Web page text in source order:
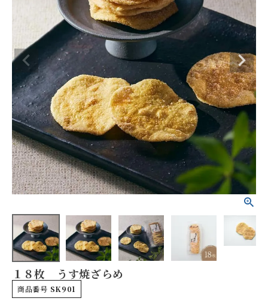
やみつきしみかりせん
四季満喫便
やまがたマリアージュ
味の煎華
野菜カレー揚煎
やみつきしみかりせん
人気ランキング
商品一覧
商品一覧（味付けから選ぶ）
１８枚 うす焼ざらめ
商品番号 SK901